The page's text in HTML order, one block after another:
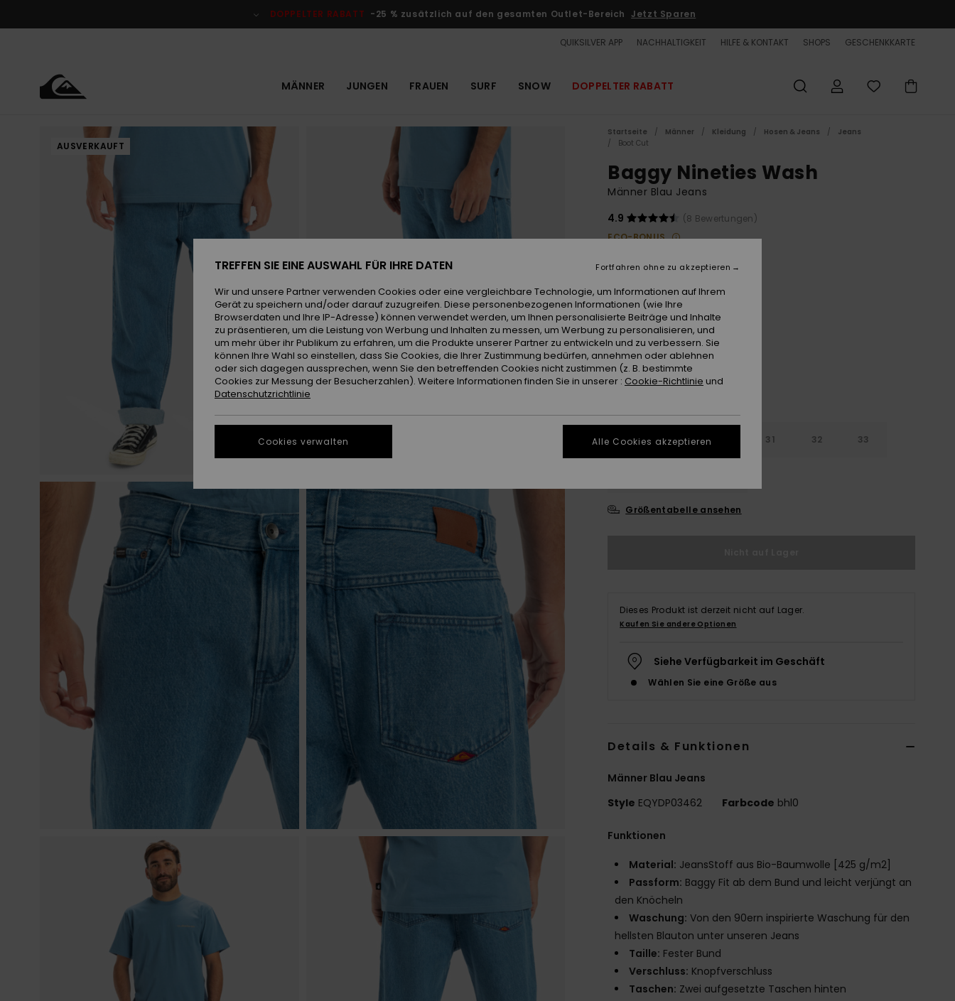
DOPPELTER RABATT -25 % zusätzlich auf den gesamten Outlet-Bereich Jetzt Sparen
QUIKSILVER APP NACHHALTIGKEIT HILFE & KONTAKT SHOPS GESCHENKKARTE
MÄNNER JUNGEN FRAUEN SURF SNOW DOPPELTER RABATT
AUSVERKAUFT
Startseite Männer Kleidung Hosen & Jeans
Jeans
Boot Cut
Baggy Nineties Wash
Männer Blau Jeans
4.9
(8 Bewertungen)
ECO-BONUS
100,00 €
FarbeAshley Blue
28 29 31 32 33
Größentabelle ansehen
Dieses Produkt ist derzeit nicht auf Lager.
Kaufen Sie andere Optionen
Siehe Verfügbarkeit im Geschäft
Wählen Sie eine Größe aus
Details & Funktionen
Männer Blau Jeans
Style EQYDP03462 Farbcode bhl0
Funktionen
Material: JeansStoff aus Bio-Baumwolle [425 g/m2]
Passform: Baggy Fit ab dem Bund und leicht verjüngt an
den Knöcheln
Waschung: Von den 90ern inspirierte Waschung für den
hellsten Blauton unter unseren Jeans
Taille: Fester Bund
Verschluss: Knopfverschluss
Taschen: Zwei aufgesetzte Taschen hinten
TREFFEN SIE EINE AUSWAHL FÜR IHRE DATEN
Wir und unsere Partner verwenden Cookies oder eine vergleichbare Technologie, um Informationen auf Ihrem
Gerät zu speichern und/oder darauf zuzugreifen. Diese personenbezogenen Informationen (wie Ihre
Browserdaten und Ihre IP-Adresse) können verwendet werden, um Ihnen personalisierte Beiträge und Inhalte
zu präsentieren, um die Leistung von Werbung und Inhalten zu messen, um Werbung zu personalisieren, und
um mehr über ihr Publikum zu erfahren, um die Produkte unserer Partner zu entwickeln und zu verbessern. Sie
können Ihre Wahl so einstellen, dass Sie Cookies, die Ihrer Zustimmung bedürfen, annehmen oder ablehnen
oder sich dagegen aussprechen, wenn Sie den betreffenden Cookies nicht zustimmen (z. B. bestimmte
Cookies zur Messung der Besucherzahlen). Weitere Informationen finden Sie in unserer : Cookie-Richtlinie und
Datenschutzrichtlinie
Cookies verwalten
Fortfahren ohne zu akzeptieren
Alle Cookies akzeptieren